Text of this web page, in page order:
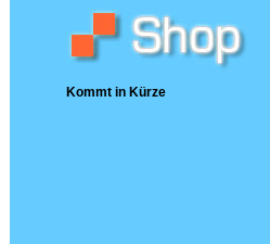
Kommt in Kürze